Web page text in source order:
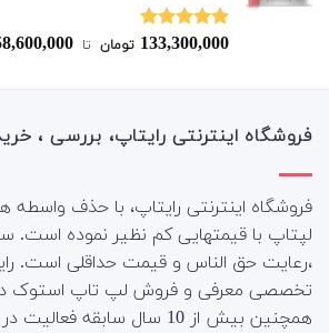
نمره5.00
133,300,000 تومان ‌ تا ‌
فروشگاه اینترنتی رایتاپ، بررسی ،
فروشگاه اینترنتی رایتاپ، با حذف واسطه
لپتاپ با قیمتهایی کم نظیر نموده است.
،رعایت حق الناس و قیمت حداقلی است.
تخصصی معرفی و فروش لپ تاپ استوک
همچنین بیش از 10 سال سابقه